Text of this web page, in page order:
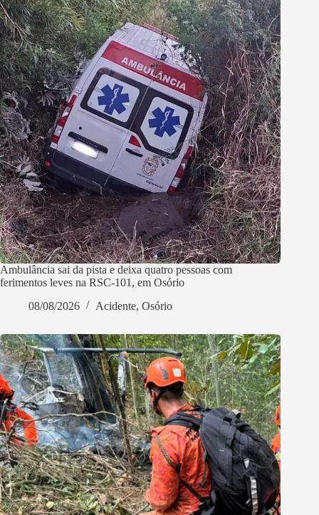
Ambulância sai da pista e deixa quatro pessoas com
ferimentos leves na RSC-101, em Osório
08/08/2026
Acidente, Osório